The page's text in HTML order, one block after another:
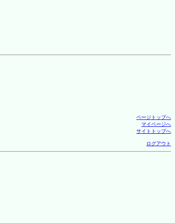
ページトップへ
マイページへ
サイトトップへ
ログアウト